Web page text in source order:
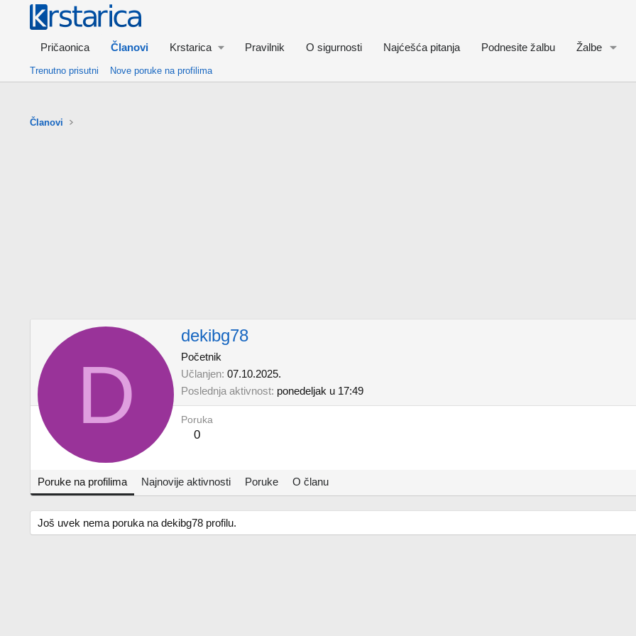
Pričaonica Članovi Krstarica Pravilnik O sigurnosti Najćešća pitanja Podnesite žalbu Žalbe
Trenutno prisutni Nove poruke na profilima
Članovi
D
dekibg78
Početnik
Učlanjen 07.10.2025.
Poslednja aktivnost ponedelјak u 17:49
Poruka
0
Poruke na profilima Najnovije aktivnosti Poruke O članu
Još uvek nema poruka na dekibg78 profilu.